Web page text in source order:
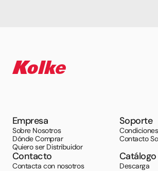
Empresa
Sobre Nosotros
Dónde Comprar
Quiero ser Distribuidor
Soporte
Contacto
Contacto
Contacta con nosotros
Catálogo
Descarga